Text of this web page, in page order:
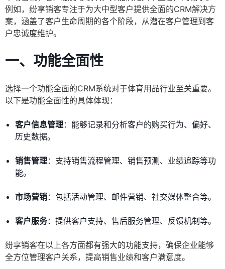
例如，纷享销客专注于为大中型客户提供全面的CRM解决方
案，涵盖了客户生命周期的各个阶段，从潜在客户管理到客
户忠诚度维护。
一、功能全面性
选择一个功能全面的CRM系统对于体育用品行业至关重要。
以下是功能全面性的具体体现：
客户信息管理：能够记录和分析客户的购买行为、偏好、
历史数据。
销售管理：支持销售流程管理、销售预测、业绩追踪等功
能。
市场营销：包括活动管理、邮件营销、社交媒体整合等。
客户服务：提供客户支持、售后服务管理、反馈机制等。
纷享销客在以上各方面都有强大的功能支持，确保企业能够
全方位管理客户关系，提高销售业绩和客户满意度。